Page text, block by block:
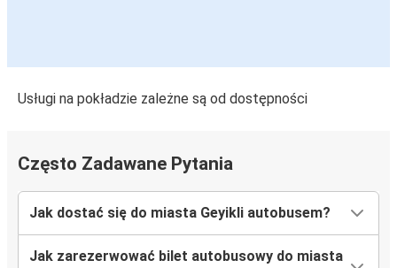
Usługi na pokładzie zależne są od dostępności
Często Zadawane Pytania
Jak dostać się do miasta Geyikli autobusem?
Jak zarezerwować bilet autobusowy do miasta